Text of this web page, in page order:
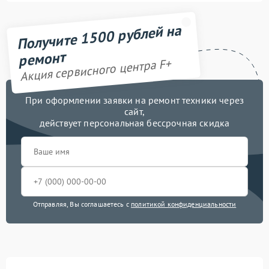
Получите 1500 рублей на
ремонт
Акция сервисного центра F+
При оформлении заявки на ремонт техники через
сайт,
действует персональная бессрочная скидка
Отправляя, Вы соглашаетесь с политикой конфиденциальности